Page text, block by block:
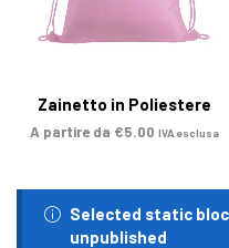
Zainetto in Poliestere
A partire da €5.00 IVA esclusa
Selected static
unpublished